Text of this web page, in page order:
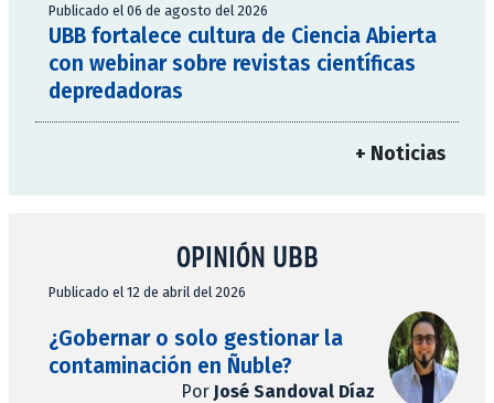
Publicado el 06 de agosto del 2026
UBB fortalece cultura de Ciencia Abierta
con webinar sobre revistas científicas
depredadoras
+ Noticias
OPINIÓN UBB
Publicado el 12 de abril del 2026
¿Gobernar o solo gestionar la
contaminación en Ñuble?
Por José Sandoval Díaz